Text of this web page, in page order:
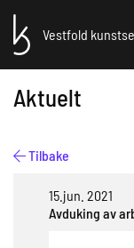
Vestfold
Aktuelt
Tilbake
15.jun. 2021
Avduking av